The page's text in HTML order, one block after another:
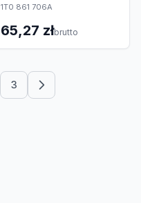
1T0 861 706A
65,27 złbrutto
3